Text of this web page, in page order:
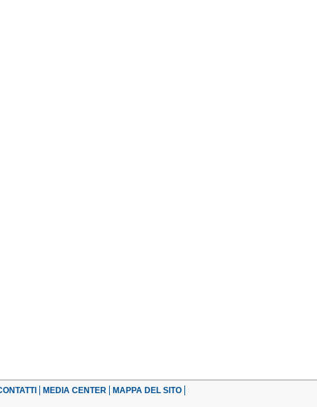
MEDIA CENTER MAPPA DEL SITO